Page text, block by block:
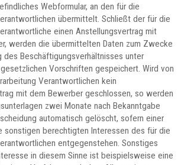
Webformular, an den für die
übermittelt. Schließt der für die
einen Anstellungsvertrag mit
werden die übermittelten Daten zum Zwecke
des Beschäftigungsverhältnisses unter
Vorschriften gespeichert. Wird von
Verantwortlichen kein
mit dem Bewerber geschlossen, so werden
zwei Monate nach Bekanntgabe
automatisch gelöscht, sofern einer
sonstigen berechtigten Interessen des für die
entgegenstehen. Sonstiges
in diesem Sinne ist beispielsweise eine